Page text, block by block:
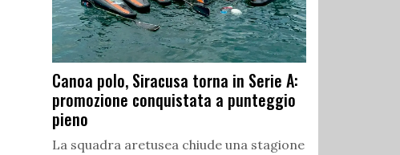
Canoa polo, Siracusa torna in Serie A:
promozione conquistata a punteggio
pieno
La squadra aretusea chiude una stagione